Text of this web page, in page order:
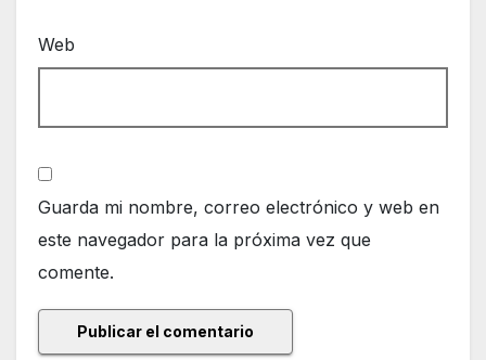
Web
Guarda mi nombre, correo electrónico y web en
este navegador para la próxima vez que
comente.